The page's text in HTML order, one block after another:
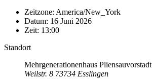
Zeitzone: America/New_York
Datum: 16 Juni 2026
Zeit: 13:00
Standort
Mehrgenerationenhaus Pliensauvorstadt
Weilstr. 8 73734 Esslingen